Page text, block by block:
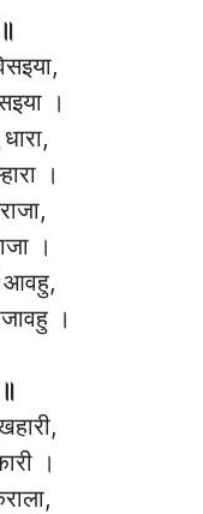
।
।
।
आवहु,
।
।